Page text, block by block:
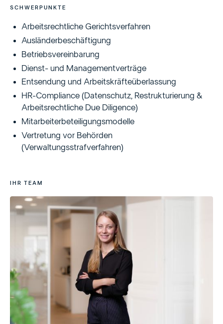
SCHWERPUNKTE
Arbeitsrechtliche Gerichtsverfahren
Ausländerbeschäftigung
Betriebsvereinbarung
Dienst- und Managementverträge
Entsendung und Arbeitskräfteüberlassung
HR-Compliance (Datenschutz, Restrukturierung &
Arbeitsrechtliche Due Diligence)
Mitarbeiterbeteiligungsmodelle
Vertretung vor Behörden
(Verwaltungsstrafverfahren)
IHR TEAM